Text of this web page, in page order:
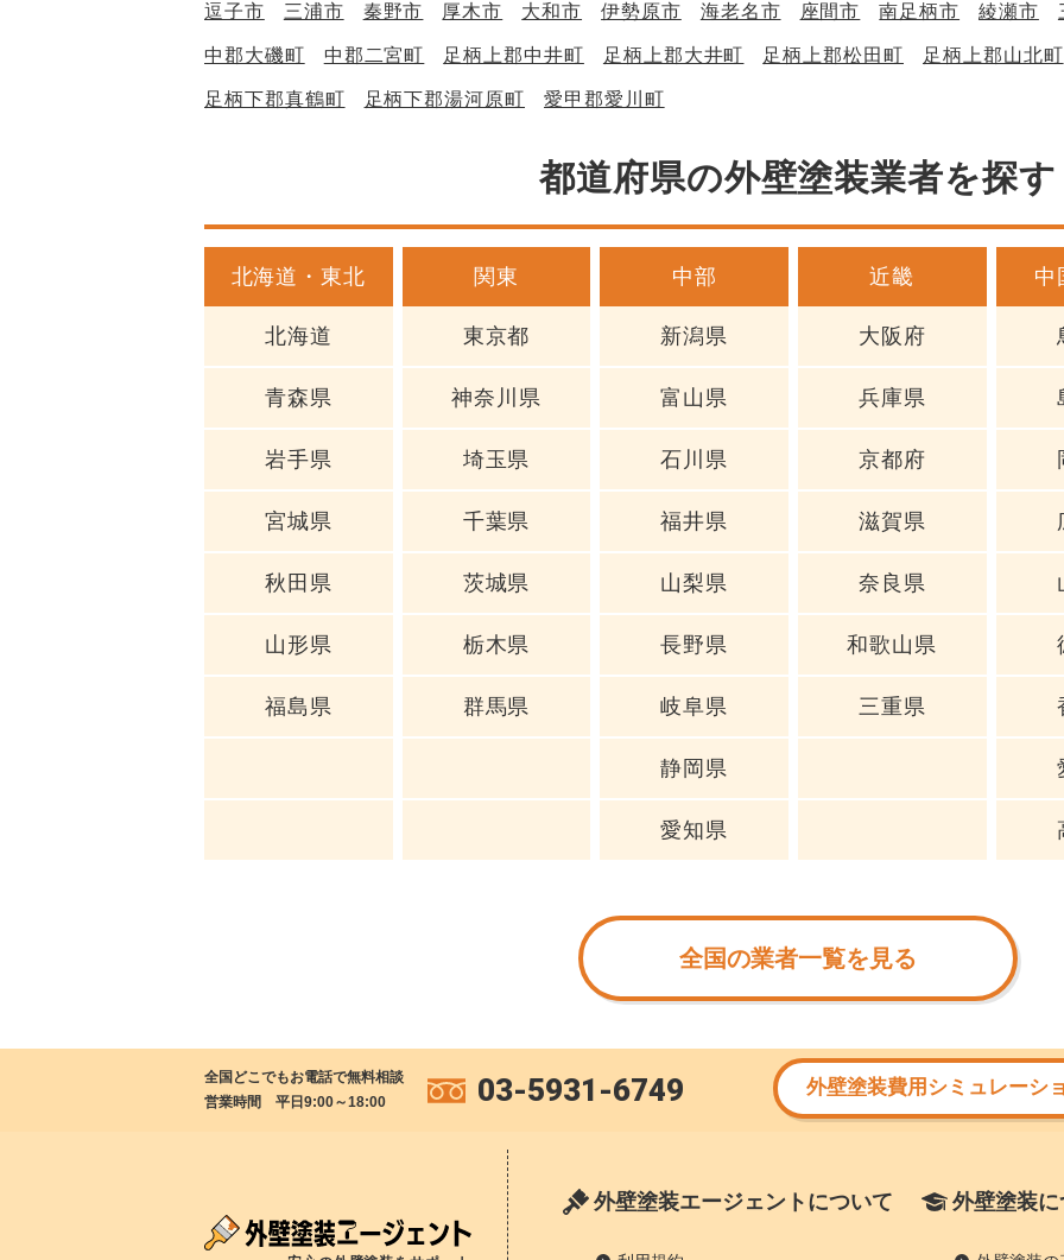
逗子市 三浦市 秦野市 厚木市 大和市 伊勢原市 海老名市 座間市 南足柄市 綾瀬市
中郡大磯町 中郡二宮町 足柄上郡中井町 足柄上郡大井町 足柄上郡松田町 足柄上郡山北町
足柄下郡真鶴町 足柄下郡湯河原町 愛甲郡愛川町
都道府県の外壁塗装業者を探す
北海道・東北
北海道
青森県
岩手県
宮城県
秋田県
山形県
福島県
関東
東京都
神奈川県
埼玉県
千葉県
茨城県
栃木県
群馬県
中部
新潟県
富山県
石川県
福井県
山梨県
長野県
岐阜県
静岡県
愛知県
近畿
大阪府
兵庫県
京都府
滋賀県
奈良県
和歌山県
三重県
中
全国の業者一覧を見る
全国どこでもお電話で無料相談
営業時間 平日9:00～18:00
03-5931-6749 外壁塗装費用シミュレーシ
外壁塗装エージェントについて 外壁塗装